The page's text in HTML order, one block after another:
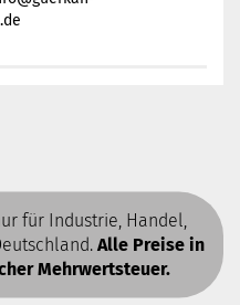
für Industrie, Handel,
Alle Preise in
Mehrwertsteuer.